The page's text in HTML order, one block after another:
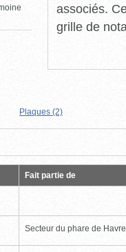
associés.
grille de
Plaques (2)
Fait partie de
Secteur du phare de